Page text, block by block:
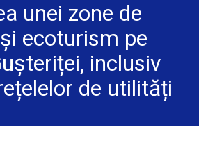
unei zone de
ecoturism pe
inclusiv
de utilități